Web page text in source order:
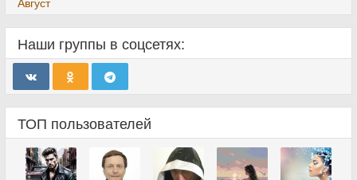
Наши группы в соцсетях:
ТОП пользователей